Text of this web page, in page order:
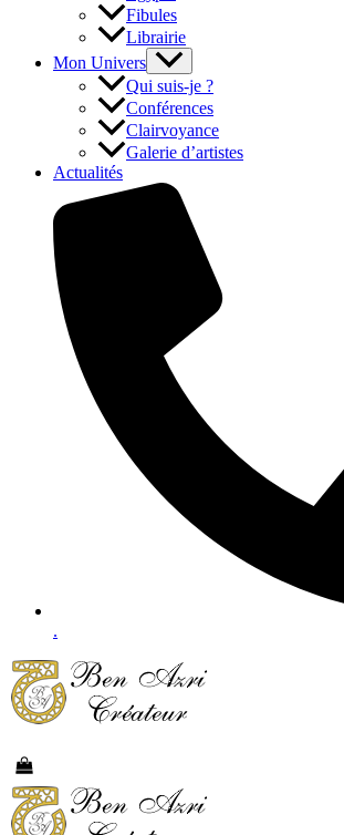
Fibules
Librairie
Mon Univers
Qui suis-je ?
Conférences
Clairvoyance
Galerie d’artistes
Actualités
.